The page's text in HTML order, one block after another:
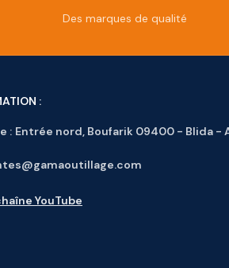
Des marques de qualité
:
: Entrée nord, Boufarik 09400 - Blida -
YouTube